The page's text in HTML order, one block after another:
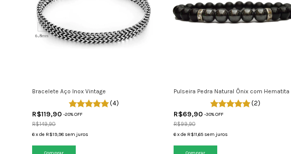
Bracelete Aço Inox Vintage
(4)
R$119,90-20% OFF
R$149,90
6xde R$19,98 sem juros
Pulseira Pedra Natural Ônix com Hematita
(2)
R$69,90 -30% OFF
R$99,90
6 xde R$11,65 sem juros